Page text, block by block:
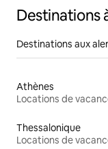
Destinations
Destinations aux
Athènes
Locations de
Thessalonique
Locations de